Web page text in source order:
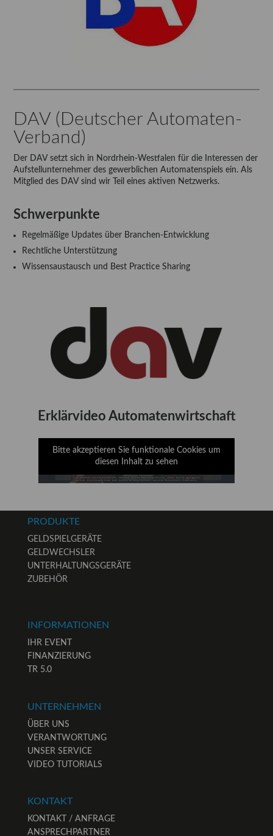
DAV (Deutscher Automaten-
Verband)
Der DAV setzt sich in Nordrhein-Westfalen für die Interessen der
Aufstellunternehmer des gewerblichen Automatenspiels ein. Als
Mitglied des DAV sind wir Teil eines aktiven Netzwerks.
Schwerpunkte
Regelmäßige Updates über Branchen-Entwicklung
Rechtliche Unterstützung
Wissensaustausch und Best Practice Sharing
Erklärvideo Automatenwirtschaft
Bitte akzeptieren Sie funktionale Cookies um
diesen Inhalt zu sehen
PRODUKTE
GELDSPIELGERÄTE
GELDWECHSLER
UNTERHALTUNGSGERÄTE
ZUBEHÖR
INFORMATIONEN
IHR EVENT
FINANZIERUNG
TR 5.0
UNTERNEHMEN
ÜBER UNS
VERANTWORTUNG
UNSER SERVICE
VIDEO TUTORIALS
KONTAKT
KONTAKT / ANFRAGE
ANSPRECHPARTNER